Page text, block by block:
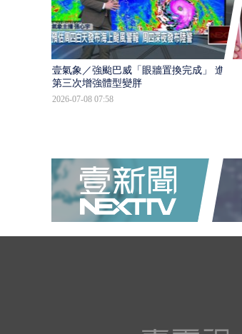
壹氣象／強颱巴威「眼牆置換完成」 進入
第三次增強體型變胖
2026-07-08 07:58